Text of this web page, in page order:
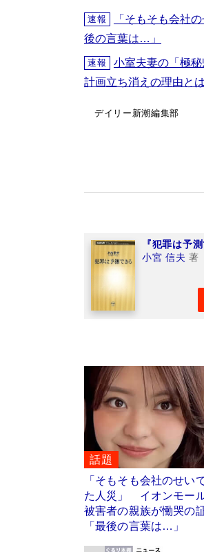
速報
「そもそも会社
後の言葉は…」
速報
小室夫妻の「極
計画立ち消えの理由と
デイリー新潮編集部
『犯罪は予
小宮 信夫 著
話題
「そもそも会社のせい
た人災」 イオンモー
被害者の親族が慟哭の
「最後の言葉は…」